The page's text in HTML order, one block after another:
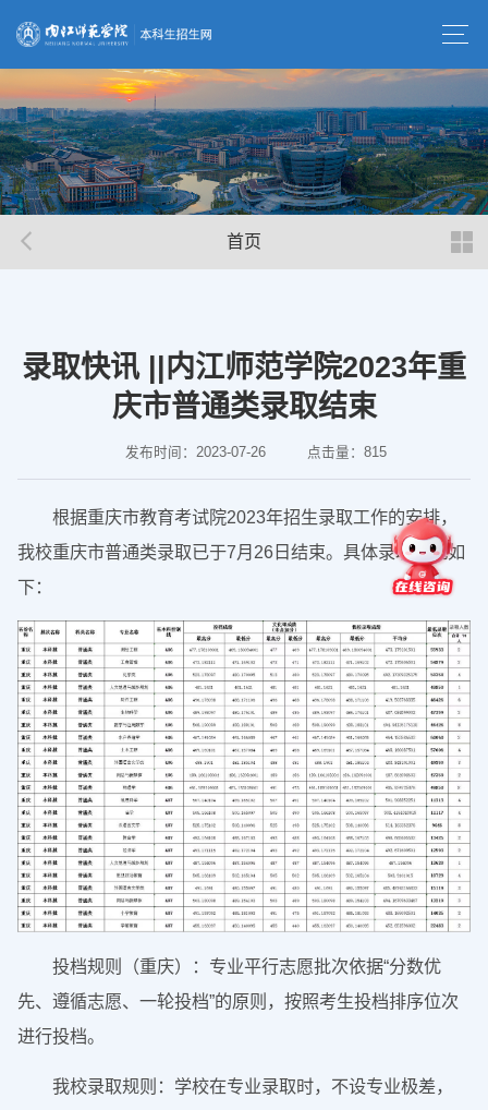
首页
录取快讯 ||内江师范学院2023年重
庆市普通类录取结束
发布时间：2023-07-26 点击量： 815
根据重庆市教育考试院2023年招生录取工作的安排，
我校重庆市普通类录取已于7月26日结束。具体录取情况如
下：
投档规则（重庆）：专业平行志愿批次依据“分数优
先、遵循志愿、一轮投档”的原则，按照考生投档排序位次
进行投档。
我校录取规则：学校在专业录取时，不设专业极差，